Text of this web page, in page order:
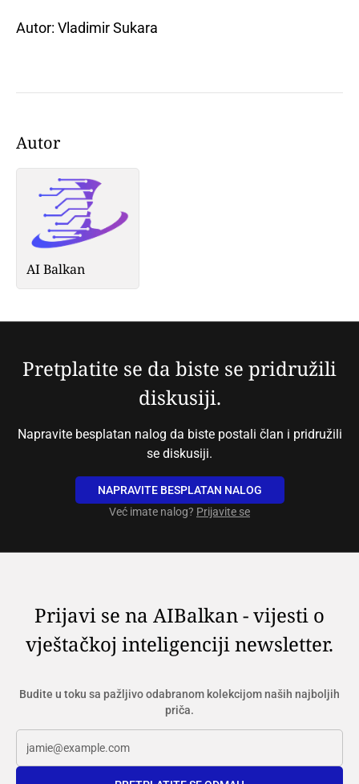
Autor: Vladimir Sukara
Autor
AI Balkan
Pretplatite se da biste se pridružili
diskusiji.
Napravite besplatan nalog da biste postali član i pridružili
se diskusiji.
NAPRAVITE BESPLATAN NALOG
Već imate nalog? Prijavite se
Prijavi se na AIBalkan - vijesti o
vještačkoj inteligenciji newsletter.
Budite u toku sa pažljivo odabranom kolekcijom naših najboljih
priča.